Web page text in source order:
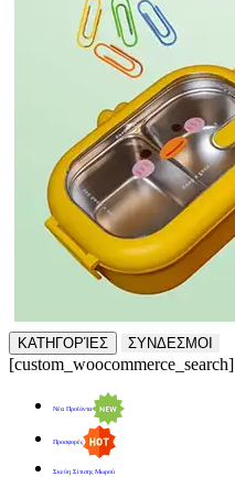
ΚΑΤΗΓΟΡΊΕΣ ΣΥΝΔΕΣΜΟΙ
[custom_woocommerce_search]
Νέα Προϊόντα
Προσφορές
Σκεύη Σίτισης Μωρού